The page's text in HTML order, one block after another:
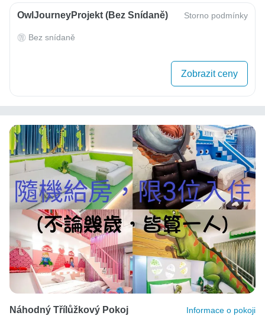
OwlJourneyProjekt (bez Snídaně) Storno podmínky
Bez snídaně
Zobrazit ceny
Náhodný Třílůžkový Pokoj Informace o pokoji